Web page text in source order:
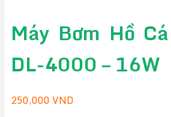
Máy Bơm Hồ
DL-4000 – 16W
250,000VND